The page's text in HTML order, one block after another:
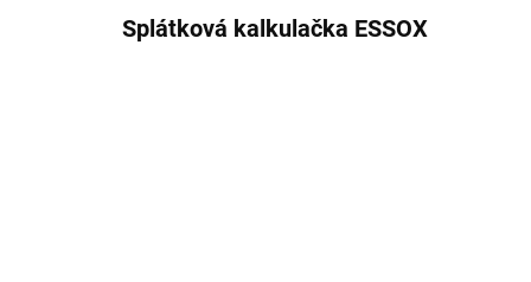
Splátková kalkulačka ESSOX